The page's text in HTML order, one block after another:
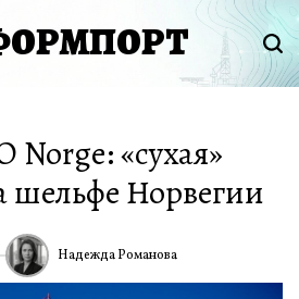
Norge: «сухая»
шельфе Норвегии
ИА Надежда Романова